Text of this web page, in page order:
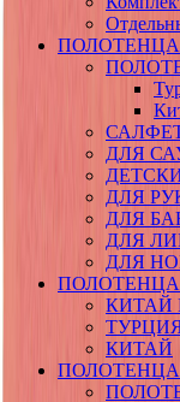
ПОЛОТЕНЦА
ДЛЯ
ДЛЯ
ДЛЯ
ДЛЯ
ДЛЯ
КИТАЙ
КИТАЙ
ПОЛОТЕНЦА